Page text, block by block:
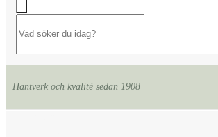
Hantverk och kvalité sedan 1908